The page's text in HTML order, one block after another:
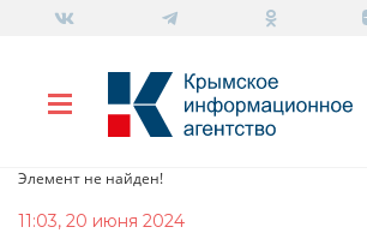
Элемент не найден!
11:03, 20 июня 2024